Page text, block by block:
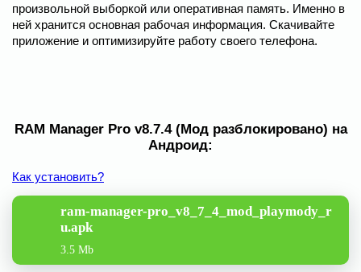
произвольной выборкой или оперативная память. Именно в
ней хранится основная рабочая информация. Скачивайте
приложение и оптимизируйте работу своего телефона.
RAM Manager Pro v8.7.4 (Мод разблокировано) на
Андроид:
Как установить?
ram-manager-pro_v8_7_4_mod_playmody_r
u.apk
3.5 Mb